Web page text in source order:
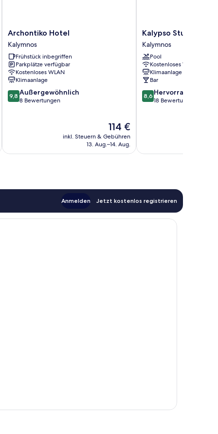
Archontiko
Hotel
Kalymnos
Archontiko Hotel
Kalymnos
Frühstück inbegriffen
Parkplätze verfügbar
Kostenloses WLAN
Klimaanlage
9.8
von
9,8 Außergewöhnlich
8 Bewertungen
Der
Preis
beträgt
114 €
inkl. Steuern & Gebühren
13. Aug.–14. Aug.
Kalypso
Studios
Kalymnos
Kalypso Studios
Kalymnos
Pool
Kostenloses WLAN
Klimaanlage
Bar
8.6
von
8,6 Hervorragend
18 Bewertungen
Anmelden Jetzt kostenlos registrieren